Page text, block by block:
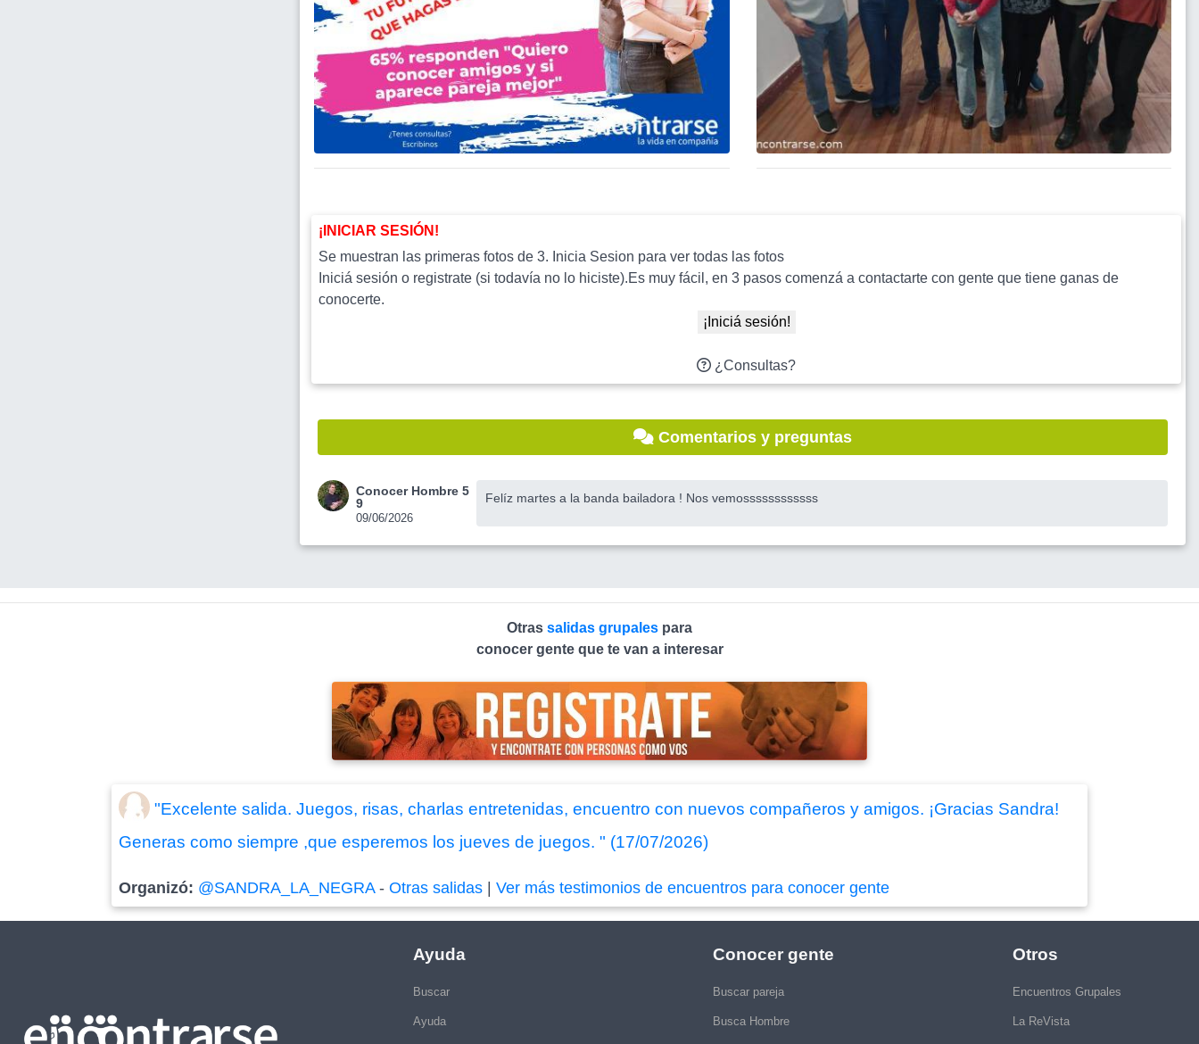
¡INICIAR SESIÓN!
Se muestran las primeras fotos de 3. Inicia Sesion para ver todas las fotos
Iniciá sesión o registrate (si todavía no lo hiciste).Es muy fácil, en 3 pasos comenzá a contactarte con gente que tiene ganas de
conocerte.
¡Iniciá sesión!
¿Consultas?
Comentarios y preguntas
Conocer Hombre 5
9
09/06/2026
Felíz martes a la banda bailadora ! Nos vemossssssssssss
Otras salidas grupales para
conocer gente que te van a interesar
"Excelente salida. Juegos, risas, charlas entretenidas, encuentro con nuevos compañeros y amigos. ¡Gracias Sandra!
Generas como siempre ,que esperemos los jueves de juegos. " (17/07/2026)
Organizó: @SANDRA_LA_NEGRA-Otras salidas |Ver más testimonios de encuentros para conocer gente
Ayuda
Buscar
Ayuda
Conocer gente
Buscar pareja
Busca Hombre
Otros
Encuentros Grupales
La ReVista